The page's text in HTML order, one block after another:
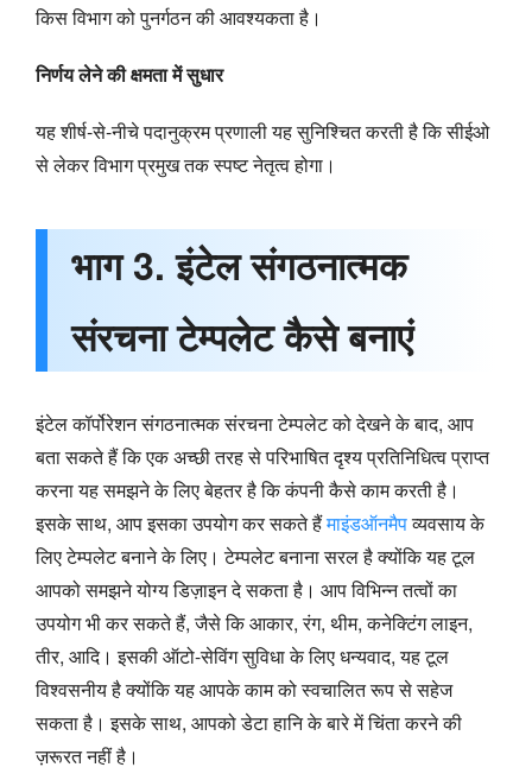
किस विभाग को पुनर्गठन की आवश्यकता है।
निर्णय लेने की क्षमता में सुधार
यह शीर्ष-से-नीचे पदानुक्रम प्रणाली यह सुनिश्चित करती है कि सीईओ
से लेकर विभाग प्रमुख तक स्पष्ट नेतृत्व होगा।
भाग 3. इंटेल संगठनात्मक
संरचना टेम्पलेट कैसे बनाएं
इंटेल कॉर्पोरेशन संगठनात्मक संरचना टेम्पलेट को देखने के बाद, आप
बता सकते हैं कि एक अच्छी तरह से परिभाषित दृश्य प्रतिनिधित्व प्राप्त
करना यह समझने के लिए बेहतर है कि कंपनी कैसे काम करती है।
इसके साथ, आप इसका उपयोग कर सकते हैंमाइंडऑनमैपव्यवसाय के
लिए टेम्पलेट बनाने के लिए। टेम्पलेट बनाना सरल है क्योंकि यह टूल
आपको समझने योग्य डिज़ाइन दे सकता है। आप विभिन्न तत्वों का
उपयोग भी कर सकते हैं, जैसे कि आकार, रंग, थीम, कनेक्टिंग लाइन,
तीर, आदि। इसकी ऑटो-सेविंग सुविधा के लिए धन्यवाद, यह टूल
विश्वसनीय है क्योंकि यह आपके काम को स्वचालित रूप से सहेज
सकता है। इसके साथ, आपको डेटा हानि के बारे में चिंता करने की
ज़रूरत नहीं है।